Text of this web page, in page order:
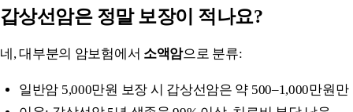
갑상선암은 정말 보장이 적나요?
네, 대부분의 암보험에서 소액암으로 분류:
일반암 5,000만원 보장 시 갑상선암은 약 500–1,000만원만